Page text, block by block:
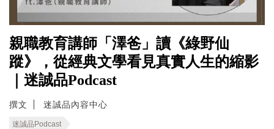
親職教育講師「澤爸」讀《綠野仙
蹤》，從經典文學看見真實人生的縮影
｜迷誠品Podcast
撰文 迷誠品內容中心
迷誠品Podcast